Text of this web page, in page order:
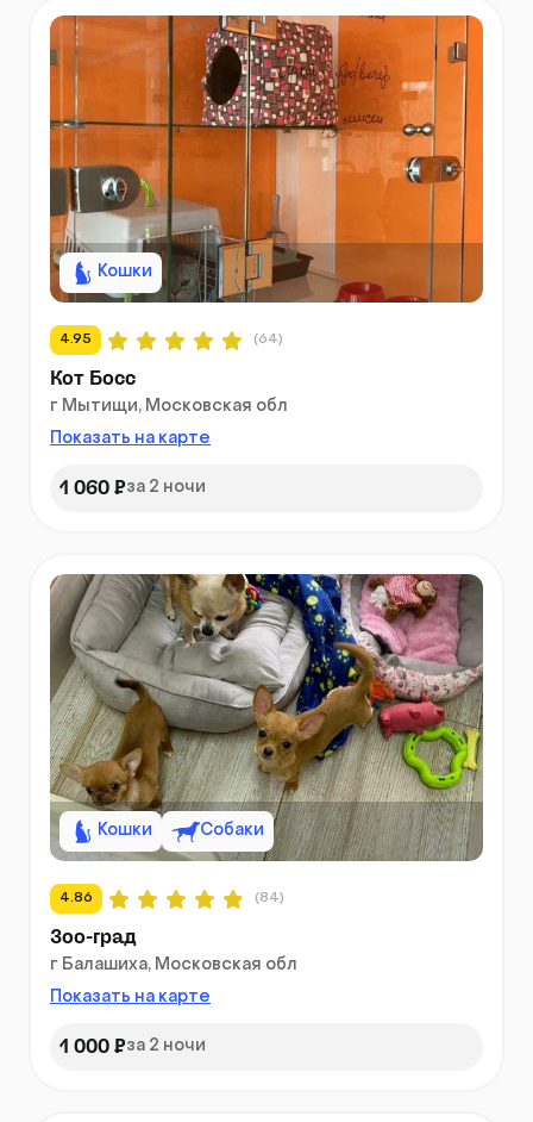
Кошки
4.95 (64)
Кот Босс
г Мытищи, Московская обл
Показать на карте
1 060 ₽за 2 ночи
Кошки Собаки
4.86 (84)
Зоо-град
г Балашиха, Московская обл
Показать на карте
1 000 ₽за 2 ночи